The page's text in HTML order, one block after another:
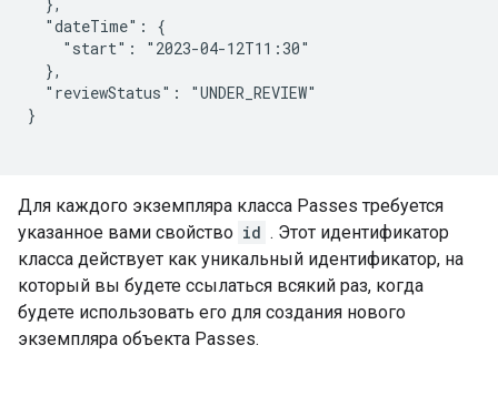
  "dateTime": {
    "start": "2023-04-12T11:30"
  },
  "reviewStatus": "UNDER_REVIEW"
}
Для каждого экземпляра класса Passes требуется
указанное вами свойство id . Этот идентификатор
класса действует как уникальный идентификатор, на
который вы будете ссылаться всякий раз, когда
будете использовать его для создания нового
экземпляра объекта Passes.